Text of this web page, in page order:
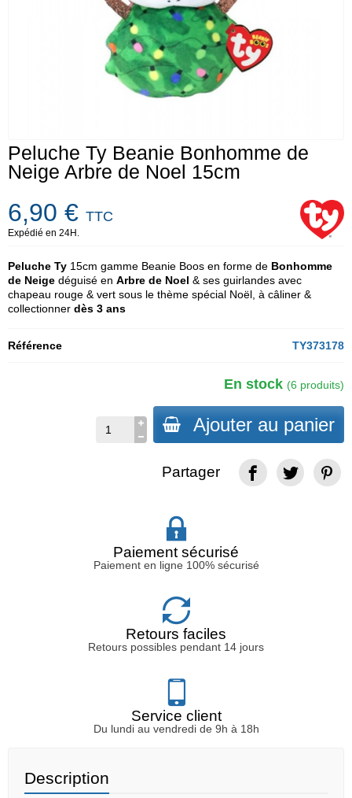
Peluche Ty Beanie Bonhomme de
Neige Arbre de Noel 15cm
6,90 € TTC
Expédié en 24H.
Peluche Ty 15cm gamme Beanie Boos en forme de Bonhomme
de Neige déguisé en Arbre de Noel & ses guirlandes avec
chapeau rouge & vert sous le thème spécial Noël, à câliner &
collectionner dès 3 ans
Référence TY373178
En stock (6 produits)
Ajouter au panier
Partager
Paiement sécurisé
Paiement en ligne 100% sécurisé
Retours faciles
Retours possibles pendant 14 jours
Service client
Du lundi au vendredi de 9h à 18h
Description